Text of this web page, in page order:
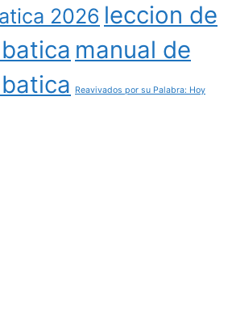
2026 leccion de
manual de
Reavivados por su Palabra: Hoy